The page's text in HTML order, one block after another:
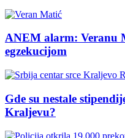
ANEM alarm: Veranu
egzekucijom
Gde su nestale
Kraljevu?